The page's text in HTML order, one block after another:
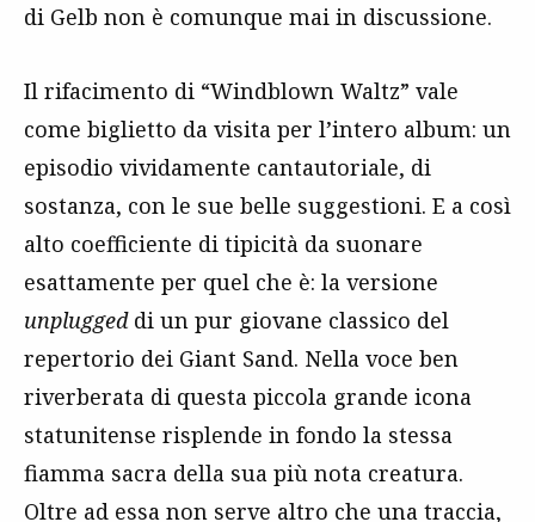
di Gelb non è comunque mai in discussione.
Il rifacimento di “Windblown Waltz” vale
come biglietto da visita per l’intero album: un
episodio vividamente cantautoriale, di
sostanza, con le sue belle suggestioni. E a così
alto coefficiente di tipicità da suonare
esattamente per quel che è: la versione
unpluggeddi un pur giovane classico del
repertorio dei Giant Sand. Nella voce ben
riverberata di questa piccola grande icona
statunitense risplende in fondo la stessa
fiamma sacra della sua più nota creatura.
Oltre ad essa non serve altro che una traccia,